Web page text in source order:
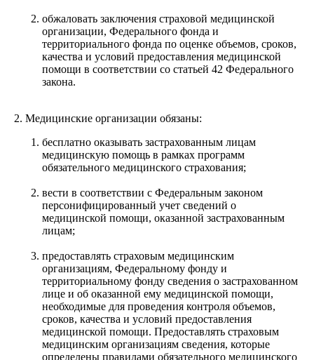
обжаловать заключения страховой медицинской
организации, Федерального фонда и
территориального фонда по оценке объемов, сроков,
качества и условий предоставления медицинской
помощи в соответствии со статьей 42 Федерального
закона.
2. Медицинские организации обязаны:
бесплатно оказывать застрахованным лицам
медицинскую помощь в рамках программ
обязательного медицинского страхования;
вести в соответствии с Федеральным законом
персонифицированный учет сведений о
медицинской помощи, оказанной застрахованным
лицам;
предоставлять страховым медицинским
организациям, Федеральному фонду и
территориальному фонду сведения о застрахованном
лице и об оказанной ему медицинской помощи,
необходимые для проведения контроля объемов,
сроков, качества и условий предоставления
медицинской помощи. Предоставлять страховым
медицинским организациям сведения, которые
определены правилами обязательного медицинского